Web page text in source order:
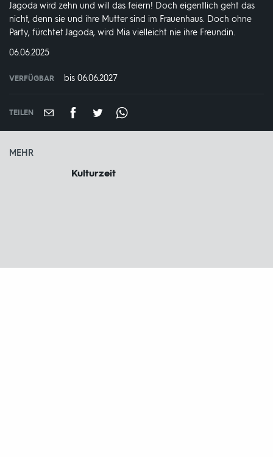
Jagoda wird zehn und will das feiern! Doch eigentlich geht das
nicht, denn sie und ihre Mutter sind im Frauenhaus. Doch ohne
Party, fürchtet Jagoda, wird Mia vielleicht nie ihre Freundin.
DATUM:
06.06.2025
VERFÜGBAR bis 06.06.2027
TEILEN
MEHR
Kulturzeit